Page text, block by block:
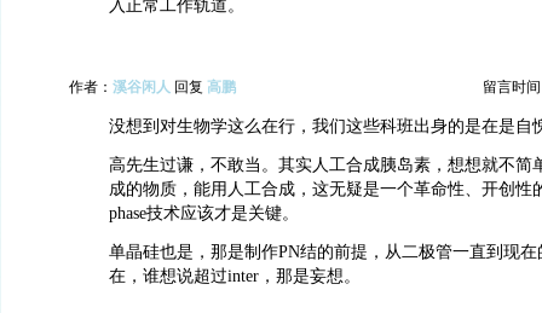
入正常工作轨道。
作者： 溪谷闲人 回复 高鹏 留言时间
没想到对生物学这么在行，我们这些科班出身的是在是
高先生过谦，不敢当。其实人工合成胰岛素，想想就不简
成的物质，能用人工合成，这无疑是一个革命性、开创性
phase技术应该才是关键。
单晶硅也是，那是制作PN结的前提，从二极管一直到现
在，谁想说超过inter，那是妄想。